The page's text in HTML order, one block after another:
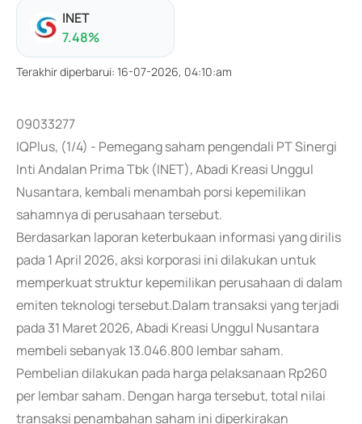
INET
7.48%
Terakhir diperbarui: 16-07-2026, 04:10:am
09033277
IQPlus, (1/4) - Pemegang saham pengendali PT Sinergi
Inti Andalan Prima Tbk (INET), Abadi Kreasi Unggul
Nusantara, kembali menambah porsi kepemilikan
sahamnya di perusahaan tersebut.
Berdasarkan laporan keterbukaan informasi yang dirilis
pada 1 April 2026, aksi korporasi ini dilakukan untuk
memperkuat struktur kepemilikan perusahaan di dalam
emiten teknologi tersebut.Dalam transaksi yang terjadi
pada 31 Maret 2026, Abadi Kreasi Unggul Nusantara
membeli sebanyak 13.046.800 lembar saham.
Pembelian dilakukan pada harga pelaksanaan Rp260
per lembar saham. Dengan harga tersebut, total nilai
transaksi penambahan saham ini diperkirakan